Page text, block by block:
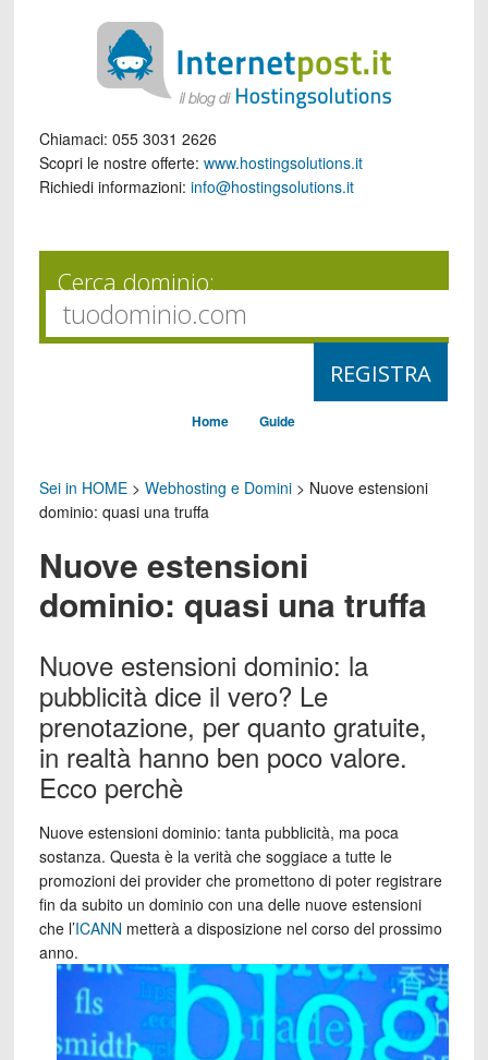
Chiamaci: 055 3031 2626
Scopri le nostre offerte: www.hostingsolutions.it
Richiedi informazioni: info@hostingsolutions.it
Cerca dominio:
Home Guide
Sei in HOME> Webhosting e Domini> Nuove estensioni
dominio: quasi una truffa
Nuove estensioni
dominio: quasi una truffa
Nuove estensioni dominio: la
pubblicità dice il vero? Le
prenotazione, per quanto gratuite,
in realtà hanno ben poco valore.
Ecco perchè
Nuove estensioni dominio: tanta pubblicità, ma poca
sostanza. Questa è la verità che soggiace a tutte le
promozioni dei provider che promettono di poter registrare
fin da subito un dominio con una delle nuove estensioni
che l’ICANN metterà a disposizione nel corso del prossimo
anno.